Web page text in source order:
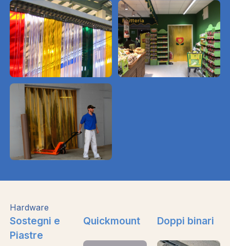
Hardware
Sostegni e
Piastre
Quickmount Doppi binari